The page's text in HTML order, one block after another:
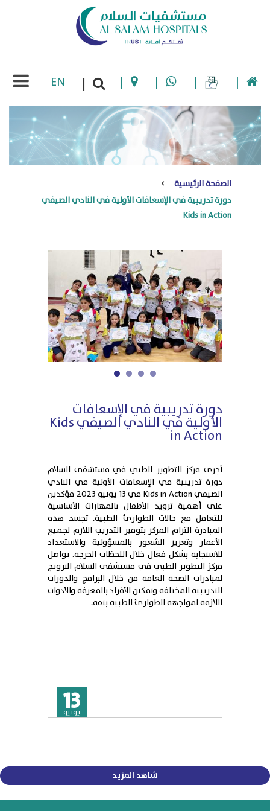
|
|
|
|
|
EN
الصفحة الرئيسية
دورة تدريبية في الإسعافات الأولية في النادي الصيفي
Kids in Action
1 2 3 4
دورة تدريبية في الإسعافات
الأولية في النادي الصيفي Kids
in Action
أجرى مركز التطوير الطبي في مستشفى السلام
دورة تدريبية في الإسعافات الأولية في النادي
الصيفي Kids in Action في 13 يونيو 2023 مؤكدين
على أهمية تزويد الأطفال بالمهارات الأساسية
للتعامل مع حالات الطوارئ الطبية. تجسد هذه
المبادرة التزام المركز بتوفير التدريب اللازم لجميع
الأعمار وتعزيز الشعور بالمسؤولية والاستعداد
للاستجابة بشكل فعال خلال اللحظات الحرجة. يواصل
مركز التطوير الطبي في مستشفى السلام الترويج
لمبادرات الصحة العامة من خلال البرامج والدورات
التدريبية المختلفة وتمكين الأفراد بالمعرفة والأدوات
اللازمة لمواجهة الطوارئ الطبية بثقة.
13
يونيو
شاهد المزيد